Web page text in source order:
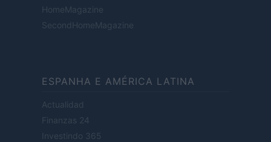
HomeMagazine
SecondHomeMagazine
ESPANHA E AMÉRICA LATINA
Actualidad
Finanzas 24
Investindo 365